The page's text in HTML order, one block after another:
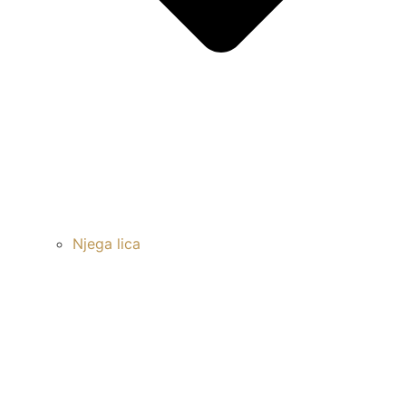
Njega lica